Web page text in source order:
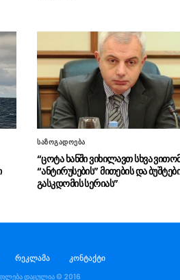
საზოგადოება
“ცოტა ხანში ვიხილავთ სხვა
“ანტირუსების” მითების და
გასკდომის სერიას”
რეკლამა კონტაქტი
დაცულია © 2016